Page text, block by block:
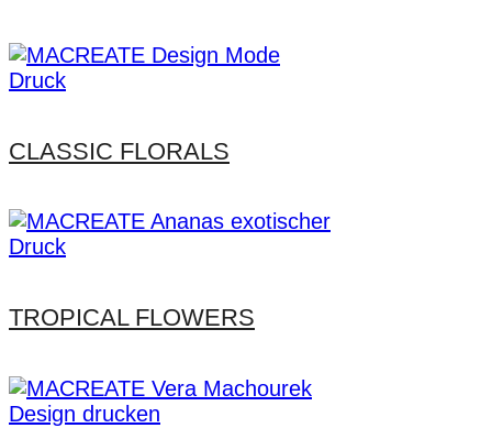
CLASSIC FLORALS
TROPICAL FLOWERS